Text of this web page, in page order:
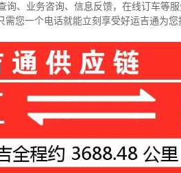
询、业务咨询、信息反馈，在线订车等服
需您一个电话就能立刻享受好运吉通为